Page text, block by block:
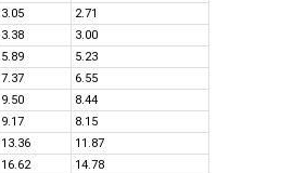
3.05
2.71
3.38
3.00
5.89
5.23
7.37
6.55
9.50
8.44
9.17
8.15
13.36
11.87
16.62
14.78